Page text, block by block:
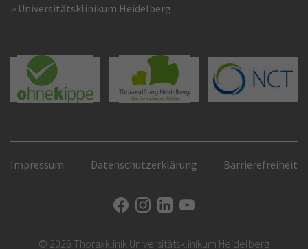
Universitätsklinikum Heidelberg
Impressum Datenschutzerklärung Barrierefreiheit
© 2026 Thoraxklinik Universitätsklinikum Heidelberg